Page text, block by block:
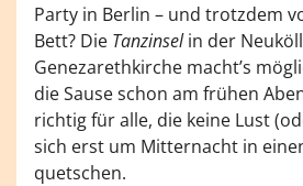
Party in Berlin – und trotzdem
Bett? Die Tanzinselin der
Genezarethkirche macht’s
die Sause schon am frühen
richtig für alle, die keine Lust
sich erst um Mitternacht in
quetschen.